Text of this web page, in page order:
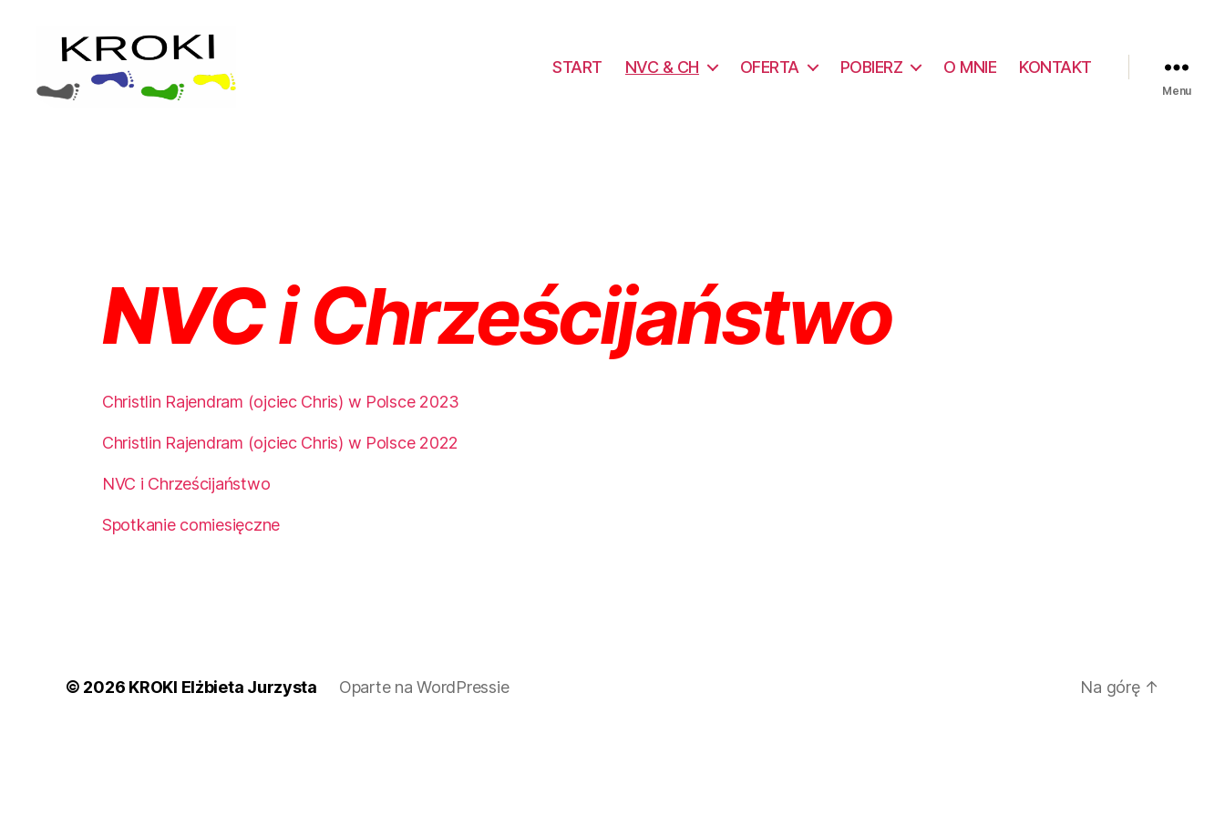
START NVC & CH OFERTA POBIERZ O MNIE KONTAKT
Menu
NVCi Chrześcijaństwo
Christlin Rajendram (ojciec Chris) w Polsce 2023
Christlin Rajendram (ojciec Chris) w Polsce 2022
NVC i Chrześcijaństwo
Spotkanie comiesięczne
© 2026 KROKI Elżbieta Jurzysta Oparte na WordPressie Na górę ↑